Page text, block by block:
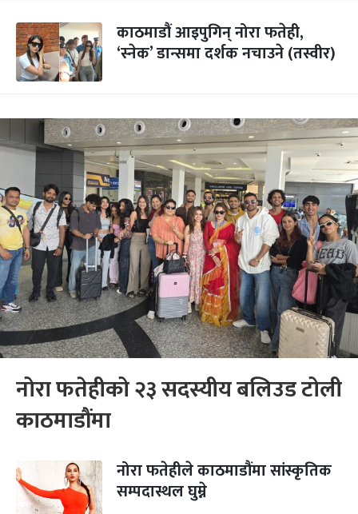
काठमाडौं आइपुगिन् नोरा फतेही,
‘स्नेक’ डान्समा दर्शक नचाउने (तस्वीर)
नोरा फतेहीको २३ सदस्यीय बलिउड टोली
काठमाडौंमा
नोरा फतेहीले काठमाडौंमा सांस्कृतिक
सम्पदास्थल घुम्ने